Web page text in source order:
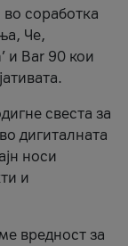
во соработка
Че,
и Bar 90 кои
свеста за
дигиталната
носи
и
вредност за